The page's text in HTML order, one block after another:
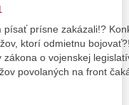
prísne zakázali!?
ktorí odmietnu
o vojenskej
povolaných na front